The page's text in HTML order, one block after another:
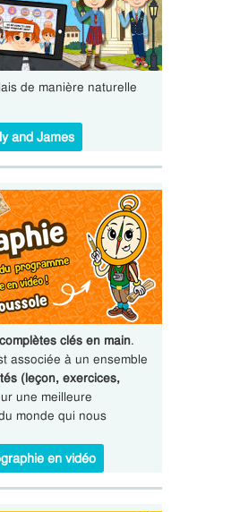
de manière naturelle
and James
clés en main.
associée à un ensemble
(leçon, exercices,
une meilleure
monde qui nous
en vidéo